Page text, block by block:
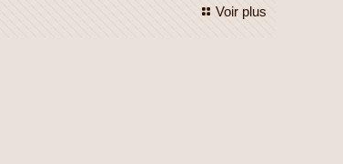
Voir plus